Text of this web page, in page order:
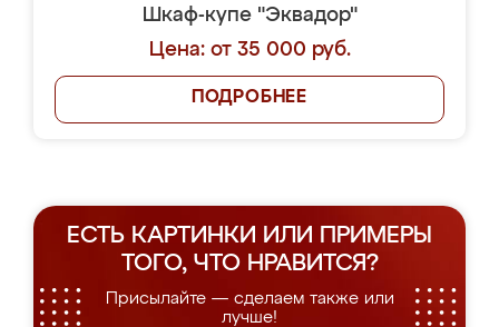
Шкаф-купе "Эквадор"
Цена: от 35 000 руб.
ПОДРОБНЕЕ
ЕСТЬ КАРТИНКИ ИЛИ ПРИМЕРЫ
ТОГО, ЧТО НРАВИТСЯ?
Присылайте — сделаем также или
лучше!